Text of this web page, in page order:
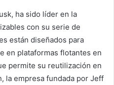
ha sido líder en la
con su serie de
están diseñados para
en plataformas flotantes en
permite su reutilización en
la empresa fundada por Jeff